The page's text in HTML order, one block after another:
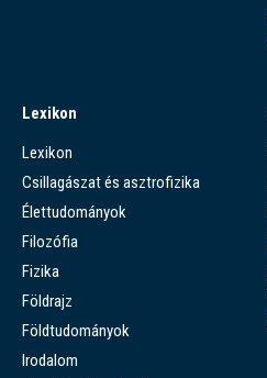
Lexikon
Lexikon
Csillagászat és asztrofizika
Élettudományok
Filozófia
Fizika
Földrajz
Földtudományok
Irodalom